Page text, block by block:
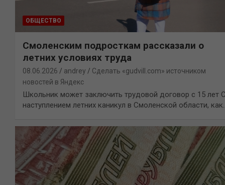
ОБЩЕСТВО
Смоленским подросткам рассказали о
летних условиях труда
08.06.2026 andrey
Сделать «gudvill.com» источником
новостей в Яндекс
Школьник может заключить трудовой договор с 15 лет
наступлением летних каникул в Смоленской области,